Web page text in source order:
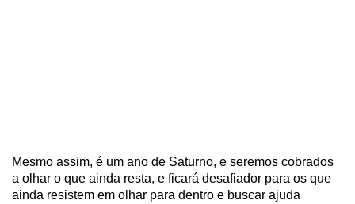
Mesmo assim, é um ano de Saturno, e seremos cobrados
a olhar o que ainda resta, e ficará desafiador para os que
ainda resistem em olhar para dentro e buscar ajuda